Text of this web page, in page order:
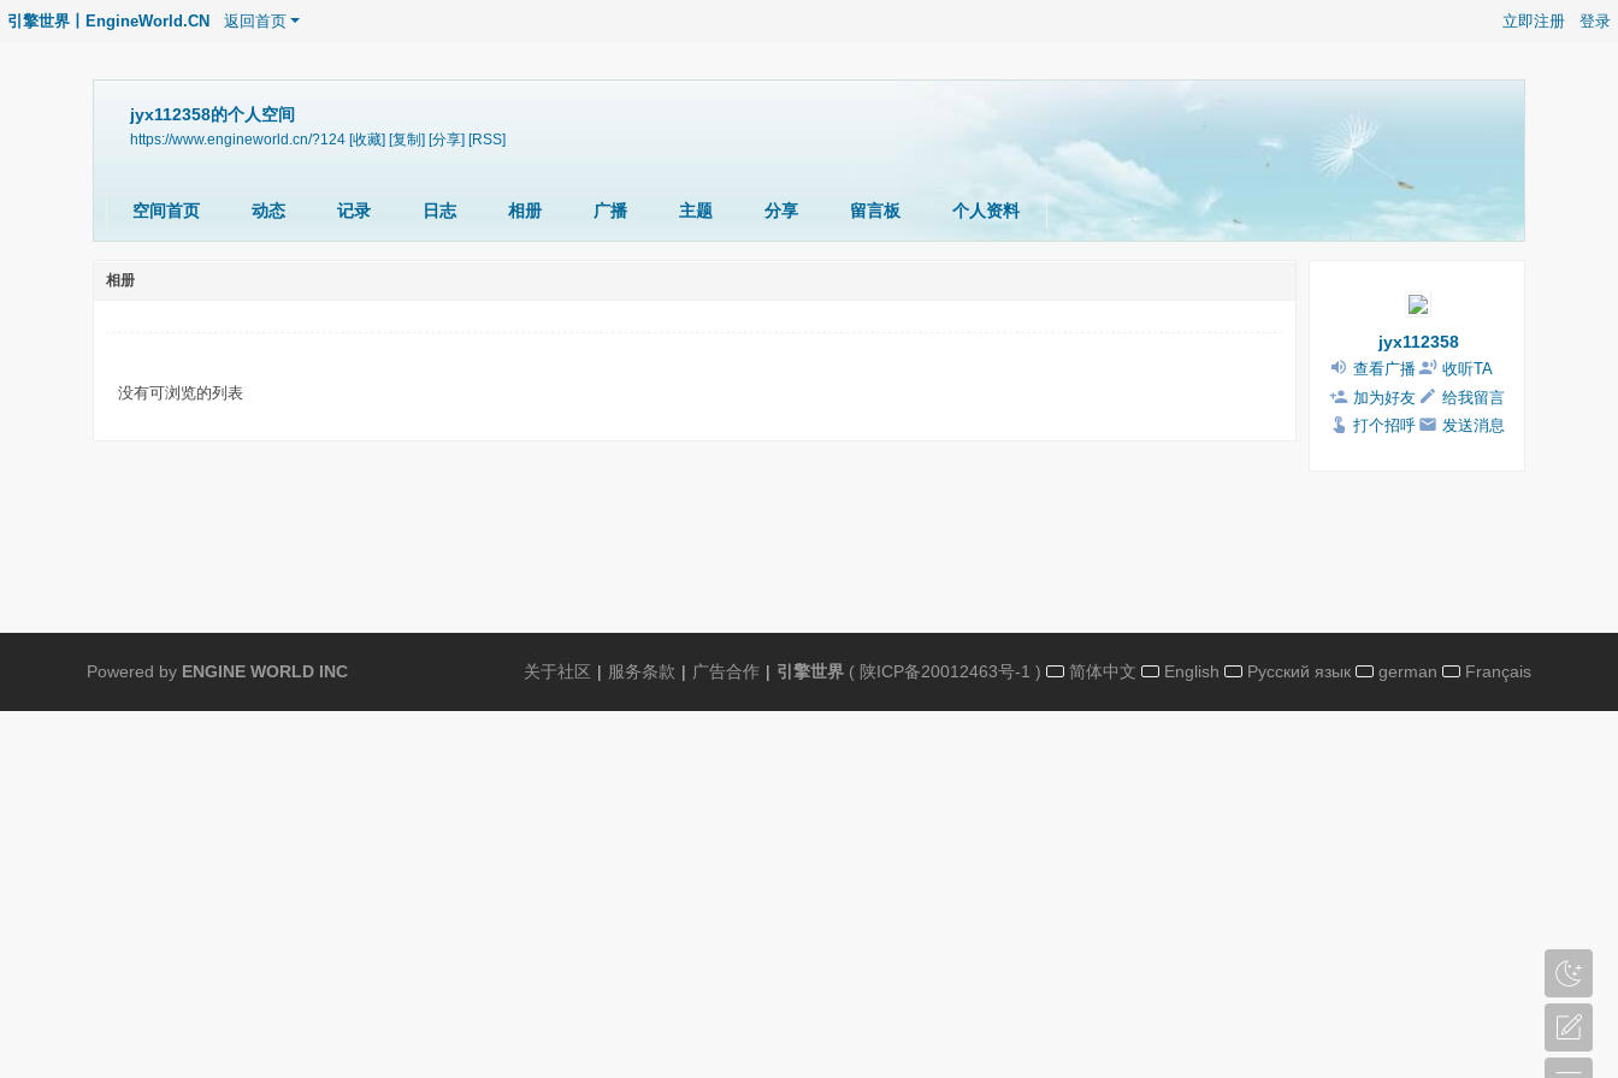
立即注册 登录
引擎世界丨EngineWorld.CN 返回首页
jyx112358的个人空间
https://www.engineworld.cn/?124 [收藏] [复制] [分享] [RSS]
空间首页 动态 记录 日志 相册 广播 主题 分享 留言板 个人资料
相册
没有可浏览的列表
jyx112358
查看广播
收听TA
加为好友
给我留言
打个招呼
发送消息
关于社区 | 服务条款 | 广告合作 | 引擎世界 ( 陕ICP备20012463号-1 ) 简体中文 English Русский язык german Français
Powered by ENGINE WORLD INC